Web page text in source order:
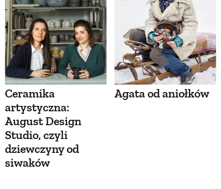
Ceramika
artystyczna:
August Design
Studio, czyli
dziewczyny od
siwaków
Agata od aniołków